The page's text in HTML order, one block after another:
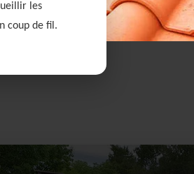
les
coup de fil.